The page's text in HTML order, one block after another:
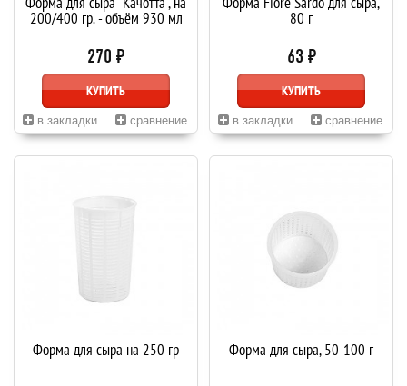
200/400 гр. - объём 930 мл
270 ₽
КУПИТЬ
в закладки сравнение
80 г
63 ₽
КУПИТЬ
в закладки сравнение
Форма для сыра на 250 гр Форма для сыра, 50-100 г